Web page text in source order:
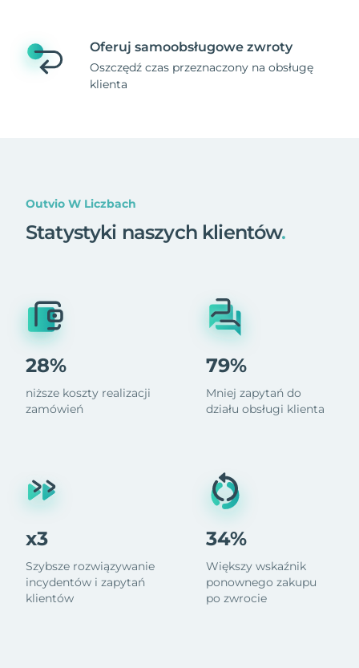
Oferuj samoobsługowe zwroty
Oszczędź czas przeznaczony na obsługę
klienta
Outvio W Liczbach
Statystyki naszych klientów.
28%
niższe koszty realizacji
zamówień
x3
Szybsze rozwiązywanie
incydentów i zapytań
klientów
79%
Mniej zapytań do
działu obsługi klienta
34%
Większy wskaźnik
ponownego zakupu
po zwrocie